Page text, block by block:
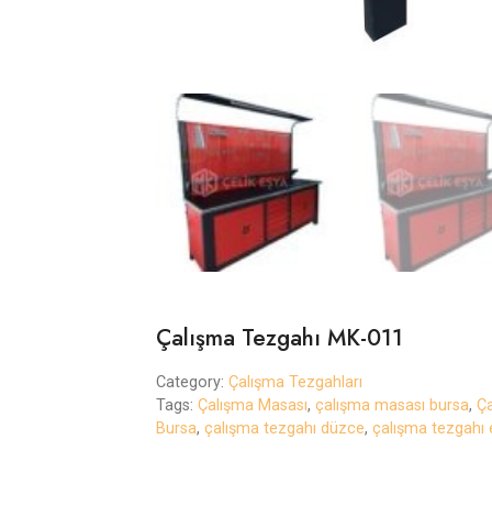
Çalışma Tezgahı MK-011
Category: Çalışma Tezgahları
Tags: Çalışma Masası, çalışma masası bursa,
Bursa, çalışma tezgahı düzce, çalışma tezgahı